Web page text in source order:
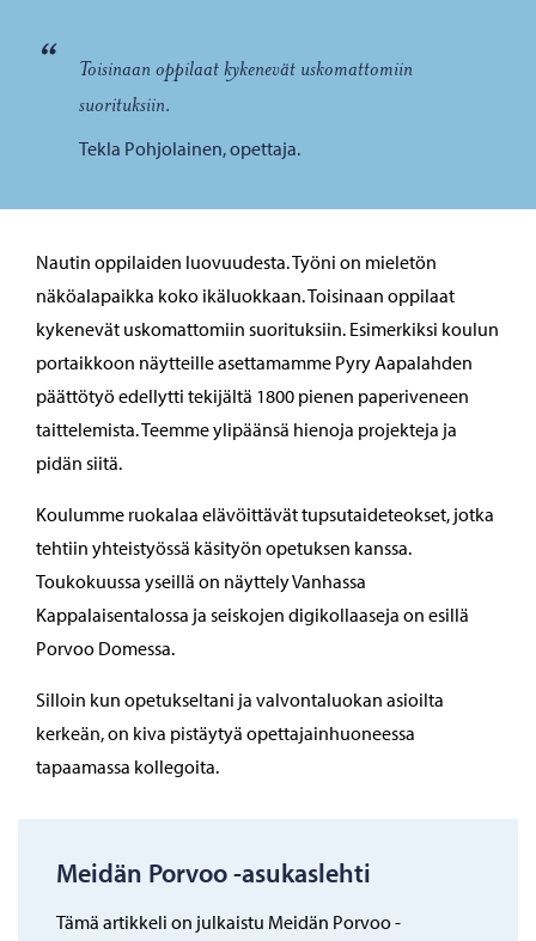
“
Toisinaan oppilaat kykenevät uskomattomiin
suorituksiin.
Tekla Pohjolainen, opettaja.
Nautin oppilaiden luovuudesta. Työni on mieletön
näköalapaikka koko ikäluokkaan. Toisinaan oppilaat
kykenevät uskomattomiin suorituksiin. Esimerkiksi koulun
portaikkoon näytteille asettamamme Pyry Aapalahden
päättötyö edellytti tekijältä 1800 pienen paperiveneen
taittelemista. Teemme ylipäänsä hienoja projekteja ja
pidän siitä.
Koulumme ruokalaa elävöittävät tupsutaideteokset, jotka
tehtiin yhteistyössä käsityön opetuksen kanssa.
Toukokuussa yseillä on näyttely Vanhassa
Kappalaisentalossa ja seiskojen digikollaaseja on esillä
Porvoo Domessa.
Silloin kun opetukseltani ja valvontaluokan asioilta
kerkeän, on kiva pistäytyä opettajainhuoneessa
tapaamassa kollegoita.
Meidän Porvoo -asukaslehti
Tämä artikkeli on julkaistu Meidän Porvoo -